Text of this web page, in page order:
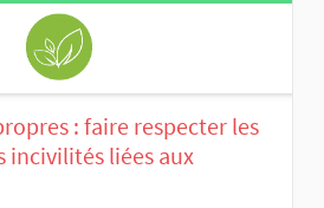
: faire respecter les
incivilités liées aux